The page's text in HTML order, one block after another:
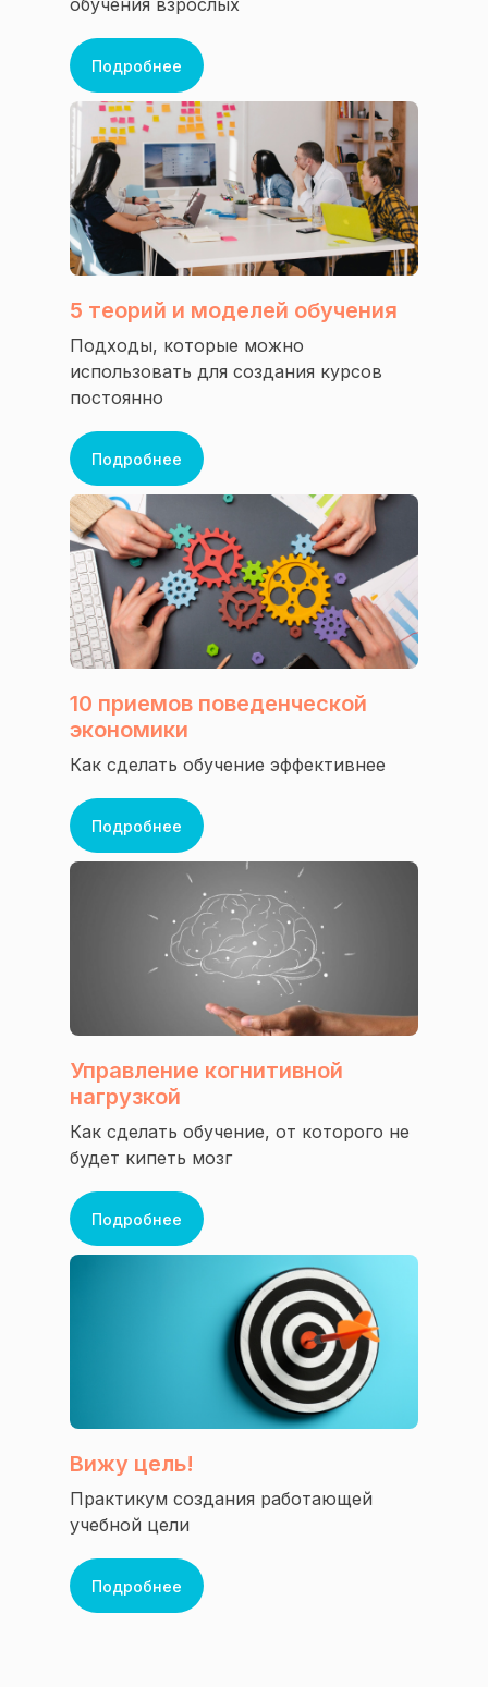
обучения взрослых
Подробнее
5 теорий и моделей обучения
Подходы, которые можно
использовать для создания курсов
постоянно
Подробнее
10 приемов поведенческой
экономики
Как сделать обучение эффективнее
Подробнее
Управление когнитивной
нагрузкой
Как сделать обучение, от которого не
будет кипеть мозг
Подробнее
Вижу цель!
Практикум создания работающей
учебной цели
Подробнее
Политика конфиденциальности
Версия для слабовидящих:
Сведения об образовательной организации
Лицензия на образовательную деятельность
Сайт Минобрнауки России
Сайт Минпросвещения России
Подписаться
Подпишитесь на